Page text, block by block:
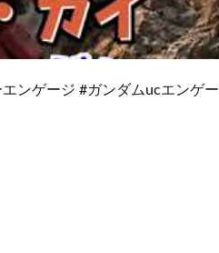
ンゲージ #ガンダムucエンゲー